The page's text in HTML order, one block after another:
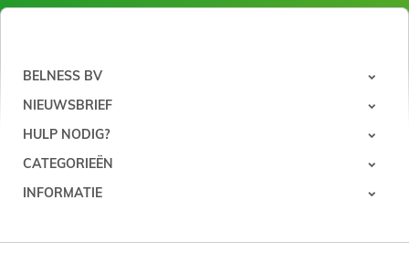
BELNESS BV
NIEUWSBRIEF
HULP NODIG?
CATEGORIEËN
INFORMATIE